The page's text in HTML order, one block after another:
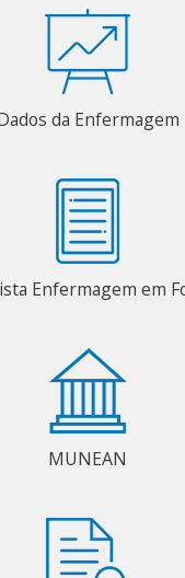
da Enfermagem
Enfermagem em
MUNEAN